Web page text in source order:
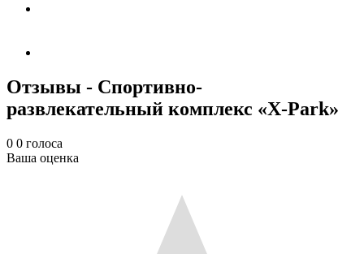
Отзывы - Спортивно-
развлекательный комплекс «X-Park»
0 0 голоса
Ваша оценка